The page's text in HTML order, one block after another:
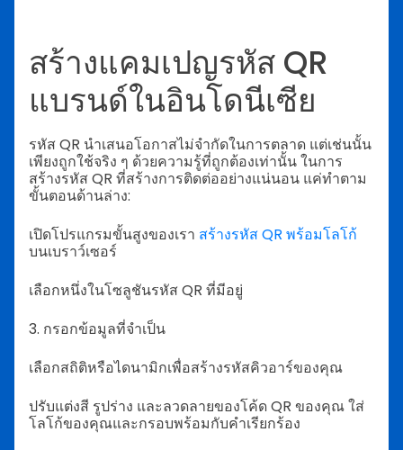
สร้างแคมเปญรหัส QR
แบรนด์ในอินโดนีเซีย
รหัส QR นำเสนอโอกาสไม่จำกัดในการตลาด แต่เช่นนั้น
เพียงถูกใช้จริง ๆ ด้วยความรู้ที่ถูกต้องเท่านั้น ในการ
สร้างรหัส QR ที่สร้างการติดต่ออย่างแน่นอน แค่ทำตาม
ขั้นตอนด้านล่าง:
เปิดโปรแกรมขั้นสูงของเรา สร้างรหัส QR พร้อมโลโก้
บนเบราว์เซอร์
เลือกหนึ่งในโซลูชันรหัส QR ที่มีอยู่
3. กรอกข้อมูลที่จำเป็น
เลือกสถิติหรือไดนามิกเพื่อสร้างรหัสคิวอาร์ของคุณ
ปรับแต่งสี รูปร่าง และลวดลายของโค้ด QR ของคุณ ใส่
โลโก้ของคุณและกรอบพร้อมกับคำเรียกร้อง